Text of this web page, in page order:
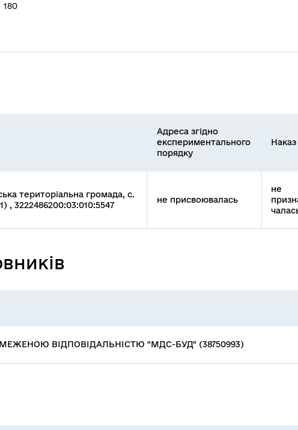
180
Адреса згідно
експериментального
порядку
Наказ
територіальна громада, с.
, 3222486200:03:010:5547
не присвоювалась
не
ВІДПОВІДАЛЬНІСТЮ "МДС-БУД" (38750993)